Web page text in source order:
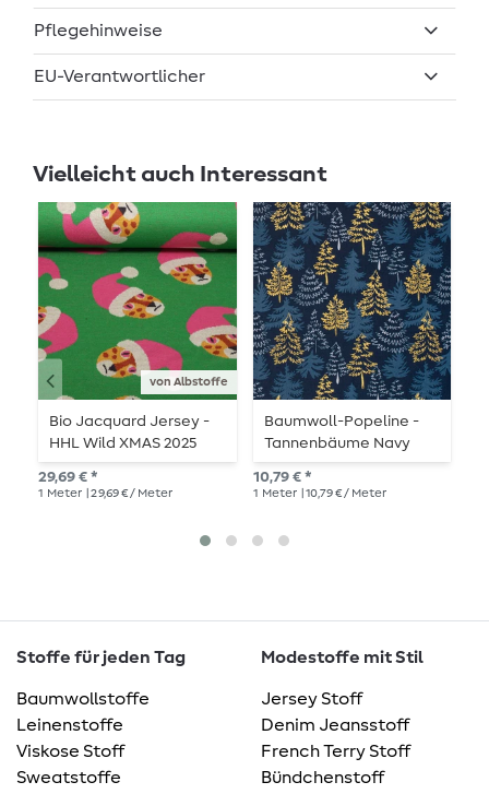
Pflegehinweise
EU-Verantwortlicher
Vielleicht auch Interessant
von Albstoffe
Bio Jacquard Jersey -
HHL Wild XMAS 2025
Wild Santa Grün
29,69 € *
1 Meter | 29,69 € / Meter
Baumwoll-Popeline -
Tannenbäume Navy
Gold
10,79 € *
1 Meter | 10,79 € / Meter
Stoffe für jeden Tag
Baumwollstoffe
Leinenstoffe
Viskose Stoff
Sweatstoffe
Modestoffe mit Stil
Jersey Stoff
Denim Jeansstoff
French Terry Stoff
Bündchenstoff